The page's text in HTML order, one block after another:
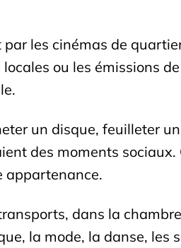
les cinémas de
ou les émissions de
un disque, feuilleter un
des moments sociaux.
appartenance.
dans la
la mode, la danse, les